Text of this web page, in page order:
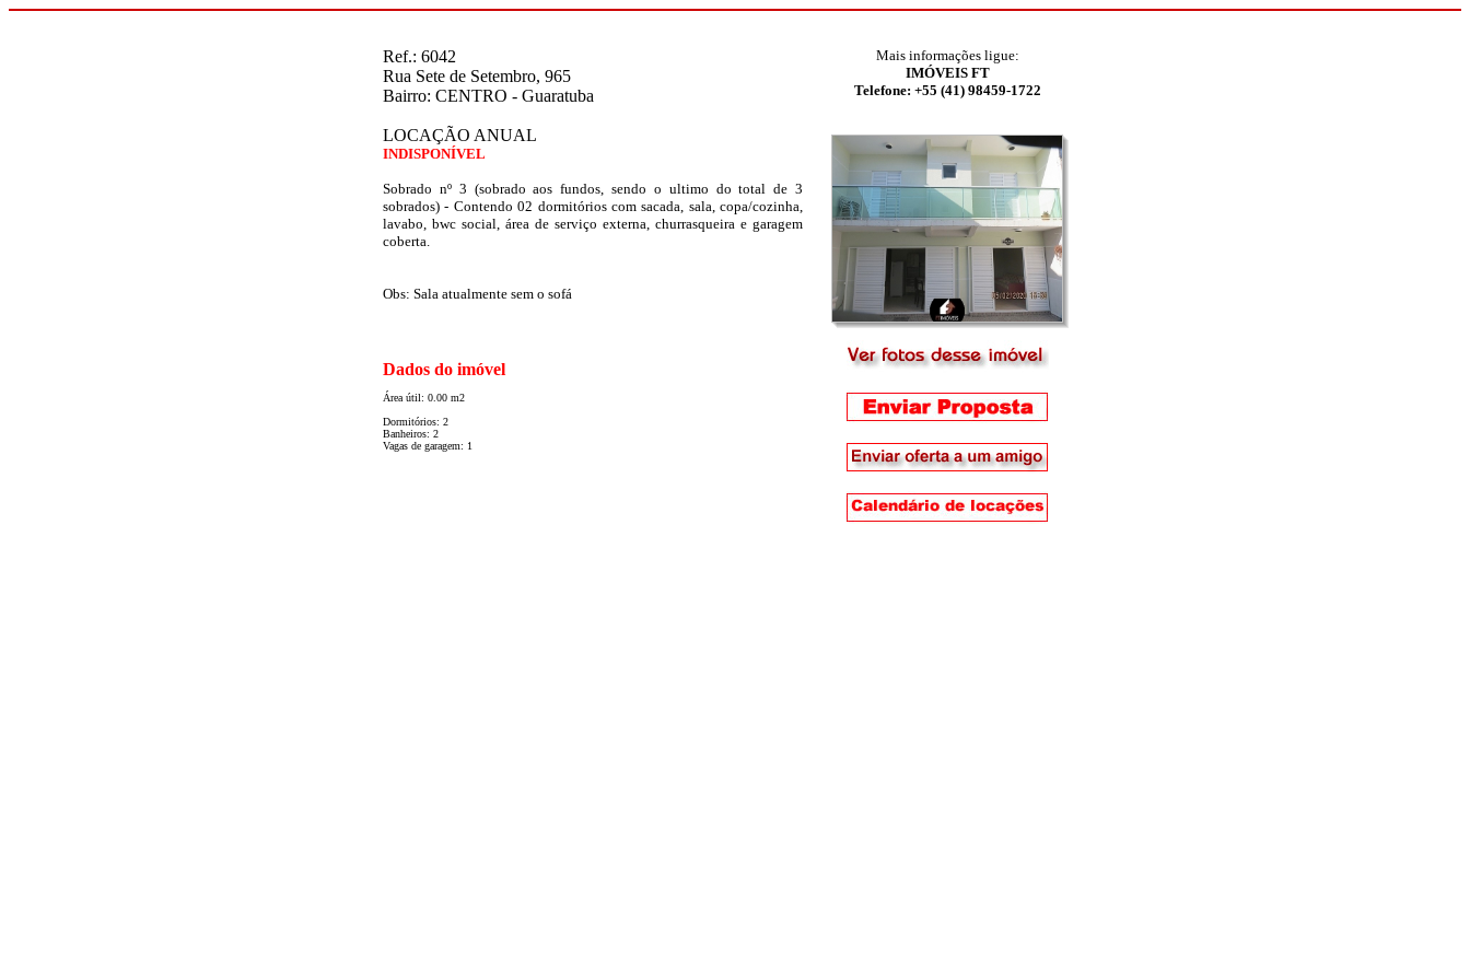
Ref.: 6042
Rua Sete de Setembro, 965
Bairro: CENTRO - Guaratuba
LOCAÇÃO ANUAL
INDISPONÍVEL
Sobrado nº 3 (sobrado aos fundos, sendo o ultimo do total de 3
sobrados) - Contendo 02 dormitórios com sacada, sala, copa/cozinha,
lavabo, bwc social, área de serviço externa, churrasqueira e garagem
coberta.
Obs: Sala atualmente sem o sofá
Dados do imóvel
Área útil: 0.00 m2
Dormitórios: 2
Banheiros: 2
Vagas de garagem: 1
Mais informações ligue:
IMÓVEIS FT
Telefone: +55 (41) 98459-1722